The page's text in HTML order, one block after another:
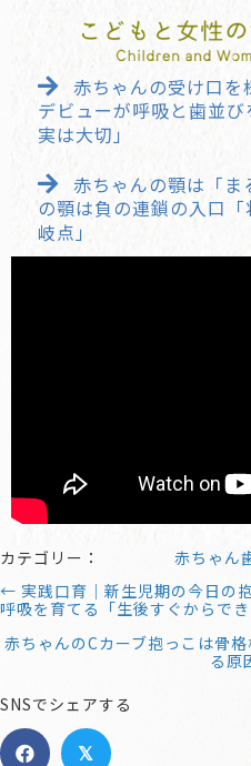
赤ちゃんの受け口
デビューが呼吸と歯並
実は大切」
赤ちゃんの顎は「ま
の顎は負の連鎖の入口
岐点」
カテゴリー：
赤ちゃん
← 実践口育｜新生児期の今日の
呼吸を育てる「生後すぐからでき
赤ちゃんのCカーブ抱っこは骨
る原
SNSでシェアする
𝕏